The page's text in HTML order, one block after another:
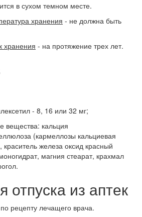
в сухом темном месте.
хранения - не должна быть
хранения - на протяжение трех лет.
- 8, 16 или 32 мг;
вещества: кальция
(кармеллозы кальциевая
краситель железа оксид красный
магния стеарат, крахмал
отпуска из аптек
рецепту лечащего врача.